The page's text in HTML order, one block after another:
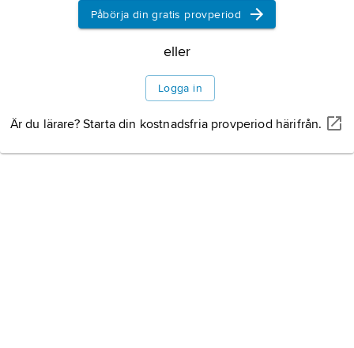
Påbörja din gratis provperiod
eller
Logga in
Är du lärare? Starta din kostnadsfria provperiod härifrån.